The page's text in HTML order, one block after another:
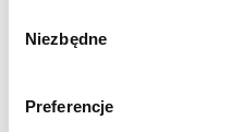
zgody
Niezbędne
Preferencje